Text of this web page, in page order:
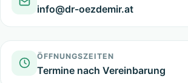
info@dr-oezdemir.at
ÖFFNUNGSZEITEN
Termine nach Vereinbarung